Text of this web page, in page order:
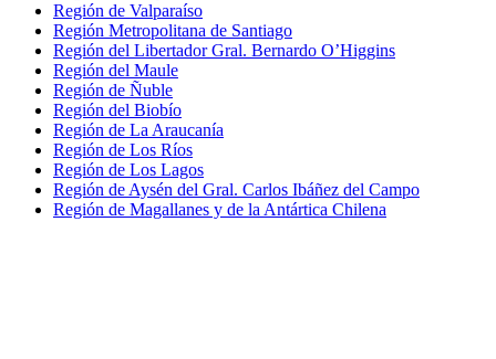
Región de Valparaíso
Región Metropolitana de Santiago
Región del Libertador Gral. Bernardo O’Higgins
Región del Maule
Región de Ñuble
Región del Biobío
Región de La Araucanía
Región de Los Ríos
Región de Los Lagos
Región de Aysén del Gral. Carlos Ibáñez del Campo
Región de Magallanes y de la Antártica Chilena